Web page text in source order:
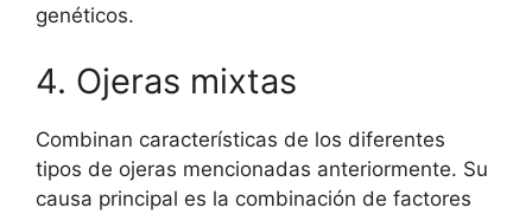
genéticos.
4. Ojeras mixtas
Combinan características de los diferentes
tipos de ojeras mencionadas anteriormente. Su
causa principal es la combinación de factores